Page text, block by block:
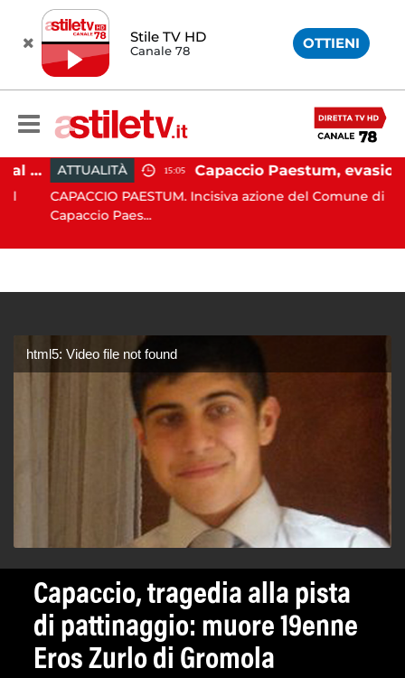
Stile TV HD
Canale 78 OTTIENI
Paestum, Codacons scrive al ministro Giuli: "Rilanciare scavi dell'Anfiteatro nell'area archeologica" ATTUALITÀ 15:05 Capaccio Paestum, evasione tassa di soggiorno: scoperte 49 strutture fantasma, elevate 132 sanzioni
CAPACCIO PAESTUM. Incisiva azione del Comune di
Capaccio Paes...
html5: Video file not found
Capaccio, tragedia alla pista
di pattinaggio: muore 19enne
Eros Zurlo di Gromola